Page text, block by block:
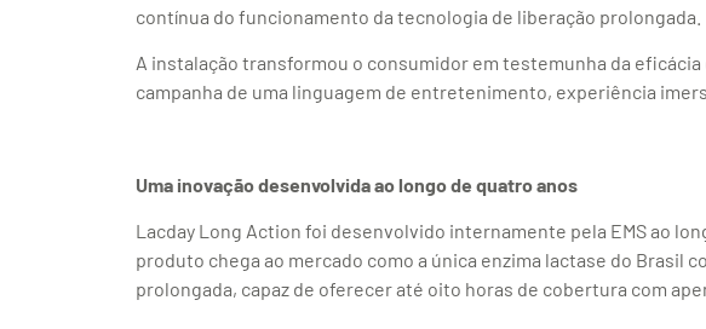
contínua do funcionamento da tecnologia de liberação prolongada.
A instalação transformou o consumidor em testemunha da
campanha de uma linguagem de entretenimento, experiência
Uma inovação desenvolvida ao longo de quatro anos
Lacday Long Action foi desenvolvido internamente pela EMS ao
produto chega ao mercado como a única enzima lactase do Brasil
prolongada, capaz de oferecer até oito horas de cobertura com